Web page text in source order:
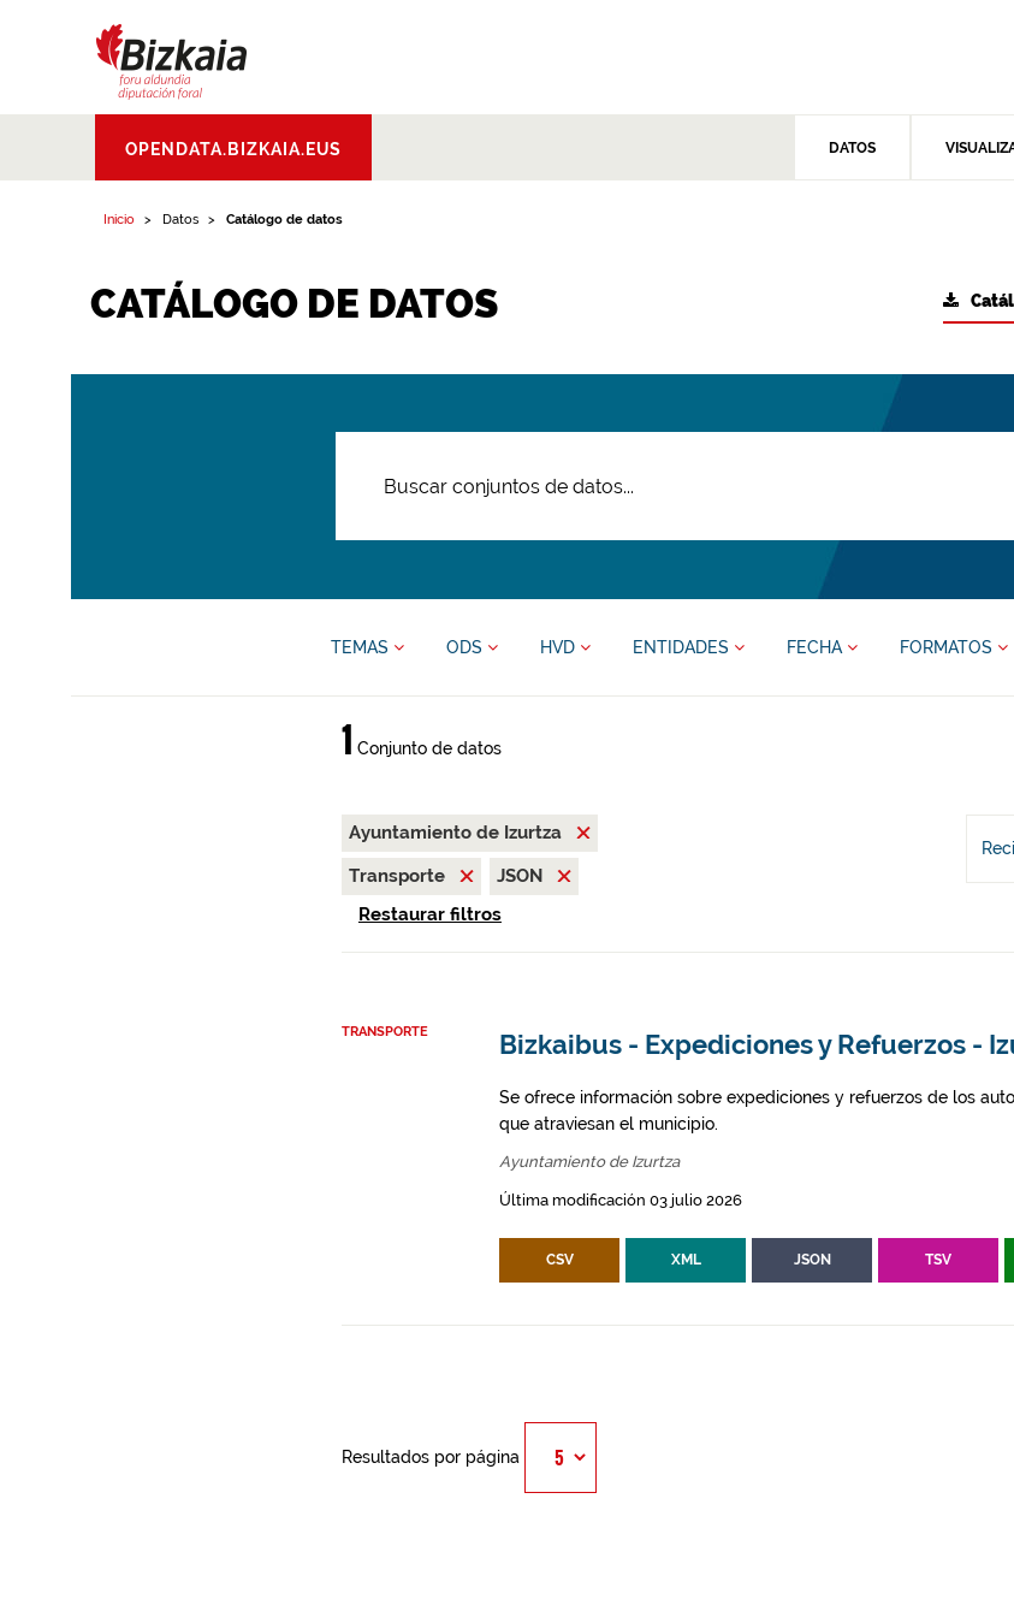
Aldundia.Diputacion
Foral de Bizkaia
OPENDATA.BIZKAIA.EUS DATOS
Inicio Datos Catálogo de datos
CATÁLOGO DE DATOS
TEMAS ODS HVD ENTIDADES FECHA FORMATOS
1 Conjunto de datos
Ayuntamiento de Izurtza
Transporte
JSON
Restaurar filtros
TRANSPORTE Bizkaibus - Expediciones y Refuerzos -
Se ofrece información sobre expediciones y refuerzos de los
que atraviesan el municipio.
Ayuntamiento de Izurtza
Última modificación 03 julio 2026
CSV XML JSON TSV
Resultados por página